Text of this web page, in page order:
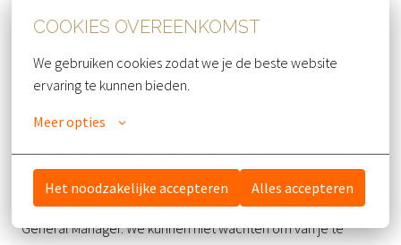
COOKIES OVEREENKOMST
We gebruiken cookies zodat we je de beste website
ervaring te kunnen bieden.
Meer opties
Het noodzakelijke accepteren Alles accepteren
Flexibele werktijden en de mogelijkheid om overuren in
recup op te nemen.
Korting in hotels en restaurants van de Van der Valk Groep.
Gratis parking.
Klaar om de uitdaging aan te gaan?
Stuur je cv en motivatiebrief naar
thomas@nazareth.valk.com, t.a.v. Thomas Torrekens,
General Manager. We kunnen niet wachten om van je te